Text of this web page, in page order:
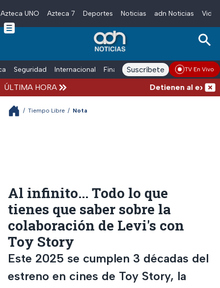
Skip to main content
Azteca UNO Azteca 7 Deportes Noticias adn Noticias
Seguridad Internacional Finanzas adn Noticias Radio
Suscríbete TV En Vivo
ÚLTIMA HORA Detienen al
/ Tiempo Libre / Nota
Al infinito... Todo lo que
tienes que saber sobre la
colaboración de Levi's con
Toy Story
Este 2025 se cumplen 3 décadas del
estreno en cines de Toy Story, la